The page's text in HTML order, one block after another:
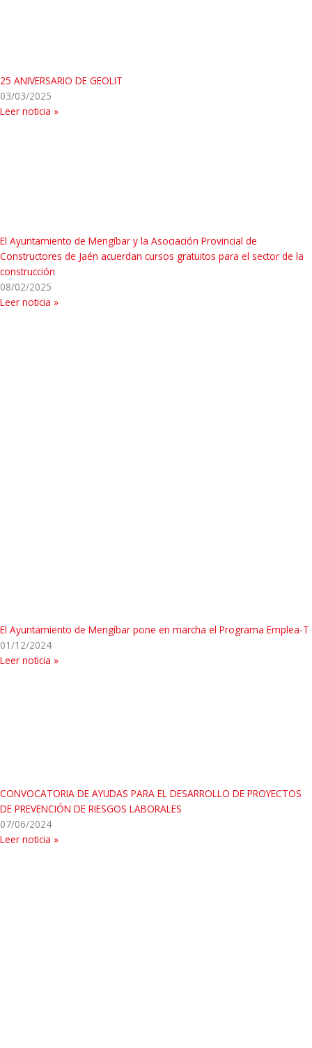
25 ANIVERSARIO DE GEOLIT
03/03/2025
Leer noticia »
El Ayuntamiento de Mengíbar y la Asociación Provincial de
Constructores de Jaén acuerdan cursos gratuitos para el sector de la
construcción
08/02/2025
Leer noticia »
El Ayuntamiento de Mengíbar pone en marcha el Programa Emplea-T
01/12/2024
Leer noticia »
CONVOCATORIA DE AYUDAS PARA EL DESARROLLO DE PROYECTOS
DE PREVENCIÓN DE RIESGOS LABORALES
07/06/2024
Leer noticia »